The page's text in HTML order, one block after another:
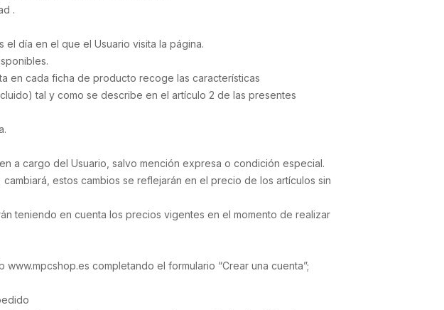
.
el día en el que el Usuario visita la página.
en cada ficha de producto recoge las características
tal y como se describe en el artículo 2 de las presentes
a cargo del Usuario, salvo mención expresa o condición especial.
estos cambios se reflejarán en el precio de los artículos sin
teniendo en cuenta los precios vigentes en el momento de realizar
completando el formulario “Crear una cuenta”;